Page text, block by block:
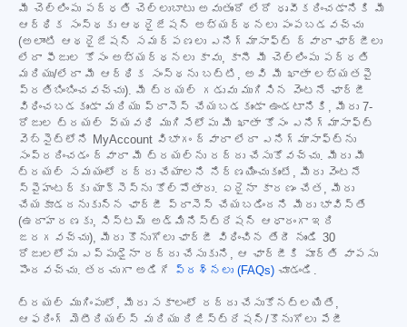
మీ చెల్లింపు పద్ధతి చెల్లుబాటు అవుతుందో లేదో ధృవీకరించడానికి మీ
ఆర్థిక సంస్థకు ఆథరైజేషన్ అభ్యర్థనలు పంపబడవచ్చు
(అలాంటి ఆథరైజేషన్ సమర్పణలు ఎనిగ్మాసాఫ్ట్ ద్వారా ఛార్జీలు
లేదా ఫీజుల కోసం అభ్యర్థనలు కావు, కానీ మీ చెల్లింపు పద్ధతి
మరియు/లేదా మీ ఆర్థిక సంస్థను బట్టి, అవి మీ ఖాతా లభ్యతపై
ప్రతిబింబించవచ్చు). మీ ట్రయల్ గడువు ముగిసిన వెంటనే ఛార్జీ
విధించబడకుండా మరియు ప్రాసెస్ చేయబడకుండా ఉండటానికి, మీరు 7-
రోజుల ట్రయల్ వ్యవధి ముగిసేలోపు మీ ఖాతా కోసం ఎనిగ్మాసాఫ్ట్
వెబ్‌సైట్‌లోని MyAccount విభాగం ద్వారా లేదా ఎనిగ్మాసాఫ్ట్‌ను
సంప్రదించడం ద్వారా మీ ట్రయల్‌ను రద్దు చేసుకోవచ్చు. మీరు మీ
ట్రయల్ సమయంలో రద్దు చేయాలని నిర్ణయించుకుంటే, మీరు వెంటనే
స్పైహంటర్‌కు యాక్సెస్‌ను కోల్పోతారు. ఏదైనా కారణం చేత, మీరు
చేయకూడదనుకున్న ఛార్జీ ప్రాసెస్ చేయబడిందని మీరు భావిస్తే
(ఉదాహరణకు, సిస్టమ్ అడ్మినిస్ట్రేషన్ ఆధారంగా ఇది
జరగవచ్చు), మీరు కొనుగోలు ఛార్జీ విధించిన తేదీ నుండి 30
రోజులలోపు ఎప్పుడైనా రద్దు చేసుకుని, ఆ ఛార్జీకి పూర్తి వాపసు
పొందవచ్చు. తరచుగా అడిగే
ప్రశ్నలు (FAQs) చూడండి.
ట్రయల్ ముగింపులో, మీరు సకాలంలో రద్దు చేసుకోనట్లయితే,
ఆఫరింగ్ మెటీరియల్స్ మరియు రిజిస్ట్రేషన్/కొనుగోలు పేజీ